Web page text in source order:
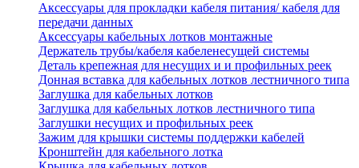
Аксессуары для прокладки кабеля питания/ кабеля для
передачи данных
Аксессуары кабельных лотков монтажные
Держатель трубы/кабеля кабеленесущей системы
Деталь крепежная для несущих и и профильных реек
Донная вставка для кабельных лотков лестничного типа
Заглушка для кабельных лотков
Заглушка для кабельных лотков лестничного типа
Заглушки несущих и профильных реек
Зажим для крышки системы поддержки кабелей
Кронштейн для кабельного лотка